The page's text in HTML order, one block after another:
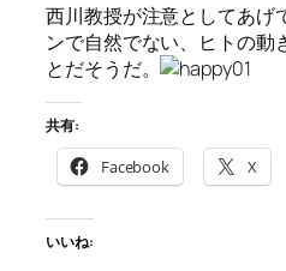
西川教授が注意としてあげ
ンで自然でない、ヒトの動
とだそうだ。
共有:
Facebook X
いいね: